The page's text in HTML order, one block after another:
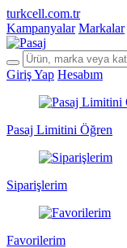
turkcell.com.tr
Kampanyalar Markalar
Giriş Yap Hesabım
Pasaj Limitini Öğren
Siparişlerim
Favorilerim